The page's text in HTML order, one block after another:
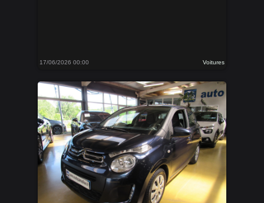
17/06/2026 00:00 Voitures